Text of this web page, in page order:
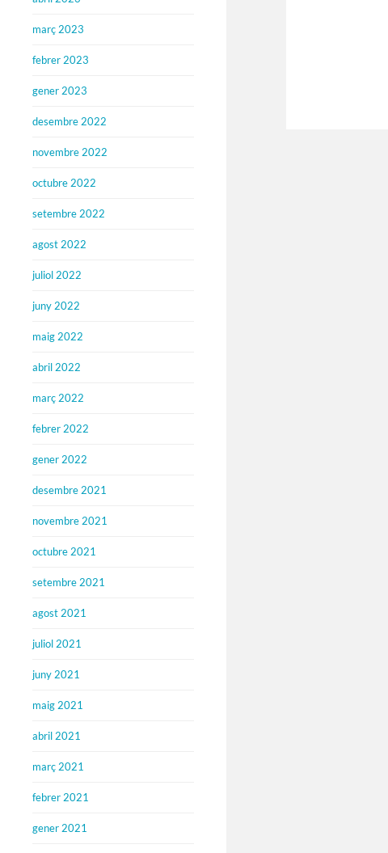
març 2023
febrer 2023
gener 2023
desembre 2022
novembre 2022
octubre 2022
setembre 2022
agost 2022
juliol 2022
juny 2022
maig 2022
abril 2022
març 2022
febrer 2022
gener 2022
desembre 2021
novembre 2021
octubre 2021
setembre 2021
agost 2021
juliol 2021
juny 2021
maig 2021
abril 2021
març 2021
febrer 2021
gener 2021